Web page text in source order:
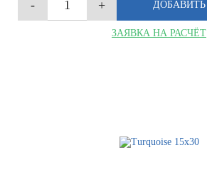
ЗАЯВКА НА РАСЧЁТ